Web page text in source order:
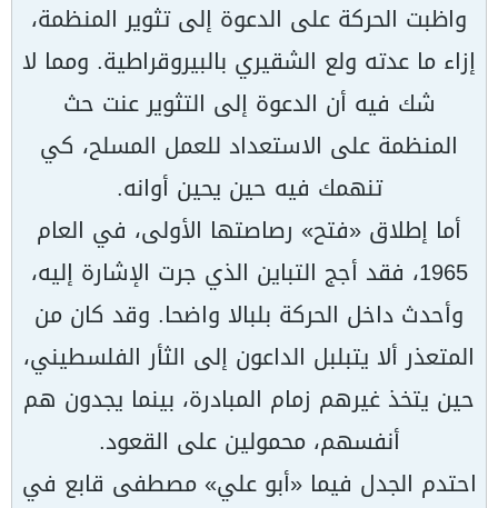
واظبت الحركة على الدعوة إلى تثوير المنظمة،
إزاء ما عدته ولع الشقيري بالبيروقراطية. ومما لا
شك فيه أن الدعوة إلى التثوير عنت حث
المنظمة على الاستعداد للعمل المسلح، كي
تنهمك فيه حين يحين أوانه.
أما إطلاق «فتح» رصاصتها الأولى، في العام
1965، فقد أجج التباين الذي جرت الإشارة إليه،
وأحدث داخل الحركة بلبالا واضحا. وقد كان من
المتعذر ألا يتبلبل الداعون إلى الثأر الفلسطيني،
حين يتخذ غيرهم زمام المبادرة، بينما يجدون هم
أنفسهم، محمولين على القعود.
احتدم الجدل فيما «أبو علي» مصطفى قابع في